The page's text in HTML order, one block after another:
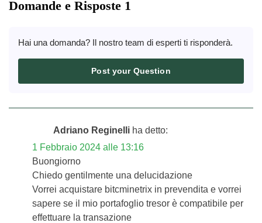
Domande e Risposte 1
Hai una domanda? Il nostro team di esperti ti risponderà.
Post your Question
Adriano Reginelli ha detto:
1 Febbraio 2024 alle 13:16
Buongiorno
Chiedo gentilmente una delucidazione
Vorrei acquistare bitcminetrix in prevendita e vorrei
sapere se il mio portafoglio tresor è compatibile per
effettuare la transazione